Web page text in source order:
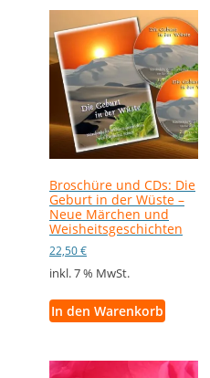
Broschüre und CDs: Die
Geburt in der Wüste –
Neue Märchen und
Weisheitsgeschichten
22,50€
inkl. 7 % MwSt.
In den Warenkorb